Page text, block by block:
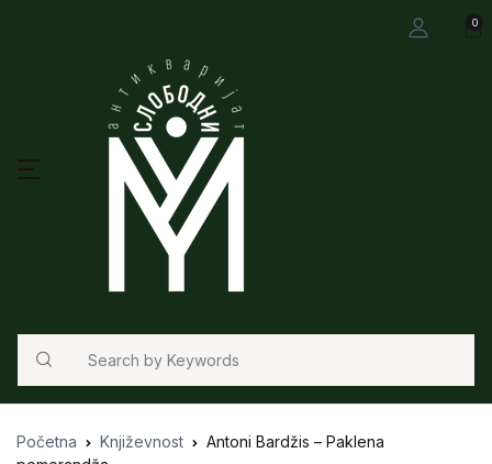
0
Search
Početna Književnost
Antoni Bardžis – Paklena